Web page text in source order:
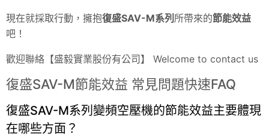
現在就採取行動，擁抱復盛SAV-M系列 所帶來的節能效益
吧！
歡迎聯絡【盛毅實業股份有公司】 Welcome to contact us
復盛SAV-M節能效益 常見問題快速FAQ
復盛SAV-M系列變頻空壓機的節能效益主要體現
在哪些方面？